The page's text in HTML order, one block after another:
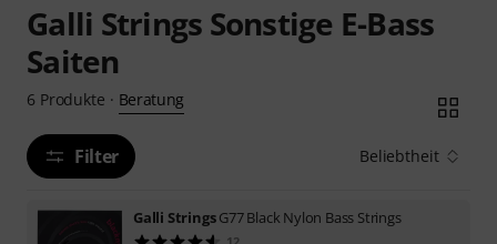
Galli Strings Sonstige E-Bass
Saiten
6 Produkte · Beratung
Filter Beliebtheit
Galli StringsG77 Black Nylon Bass Strings